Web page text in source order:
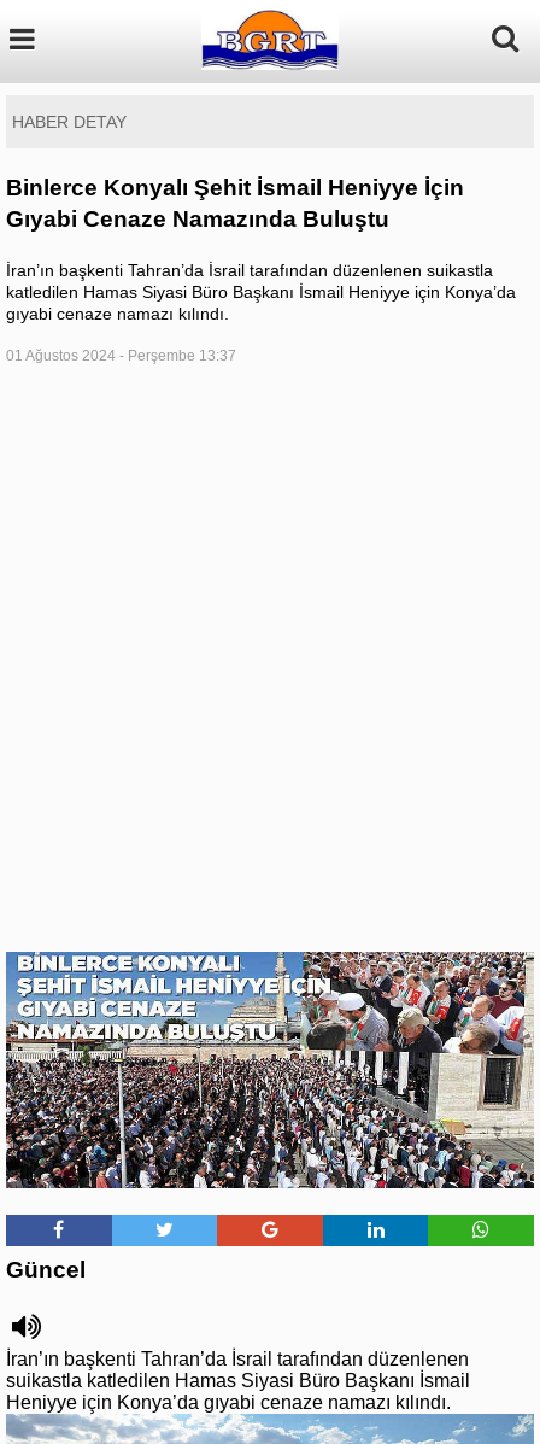
HABER DETAY
Binlerce Konyalı Şehit İsmail Heniyye İçin
Gıyabi Cenaze Namazında Buluştu
İran’ın başkenti Tahran’da İsrail tarafından düzenlenen suikastla
katledilen Hamas Siyasi Büro Başkanı İsmail Heniyye için Konya’da
gıyabi cenaze namazı kılındı.
01 Ağustos 2024 - Perşembe 13:37
Güncel
İran’ın başkenti Tahran’da İsrail tarafından düzenlenen
suikastla katledilen Hamas Siyasi Büro Başkanı İsmail
Heniyye için Konya’da gıyabi cenaze namazı kılındı.